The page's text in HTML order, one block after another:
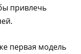
привлечь
первая модель